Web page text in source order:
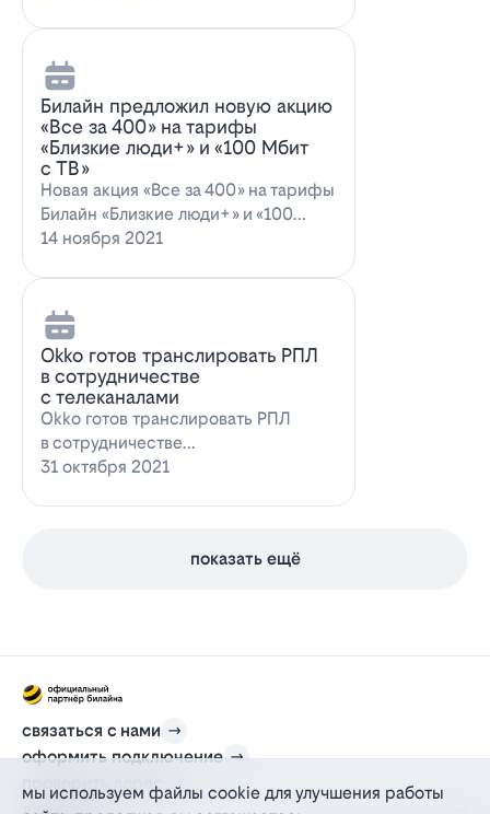
Билайн предложил новую акцию
«Все за 400» на тарифы
«Близкие люди+» и «100 Мбит
с ТВ»
Новая акция «Все за 400» на тарифы
Билайн «Близкие люди+» и «100
Мбит…
14 ноября 2021
Оkko готов транслировать РПЛ
в сотрудничестве
с телеканалами
Оkko готов транслировать РПЛ
в сотрудничестве
с каналамиВидеосервис Okko
31 октября 2021
показать ещё
связаться с нами
оформить подключение
проверить адрес
для дома
мы используем файлы cookie для улучшения работы